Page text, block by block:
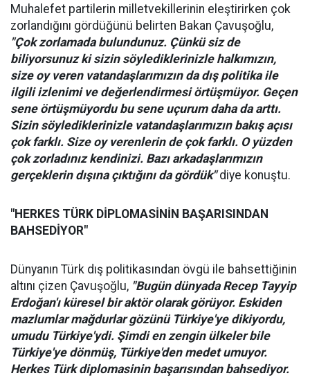
Muhalefet partilerin milletvekillerinin eleştirirken çok
zorlandığını gördüğünü belirten Bakan Çavuşoğlu,
"Çok zorlamada bulundunuz. Çünkü siz de
biliyorsunuz ki sizin söylediklerinizle halkımızın,
size oy veren vatandaşlarımızın da dış politika ile
ilgili izlenimi ve değerlendirmesi örtüşmüyor. Geçen
sene örtüşmüyordu bu sene uçurum daha da arttı.
Sizin söylediklerinizle vatandaşlarımızın bakış açısı
çok farklı. Size oy verenlerin de çok farklı. O yüzden
çok zorladınız kendinizi. Bazı arkadaşlarımızın
gerçeklerin dışına çıktığını da gördük"diye konuştu.
"HERKES TÜRK DİPLOMASİNİN BAŞARISINDAN
BAHSEDİYOR"
Dünyanın Türk dış politikasından övgü ile bahsettiğinin
altını çizen Çavuşoğlu, "Bugün dünyada Recep Tayyip
Erdoğan'ı küresel bir aktör olarak görüyor. Eskiden
mazlumlar mağdurlar gözünü Türkiye'ye dikiyordu,
umudu Türkiye'ydi. Şimdi en zengin ülkeler bile
Türkiye'ye dönmüş, Türkiye'den medet umuyor.
Herkes Türk diplomasinin başarısından bahsediyor.